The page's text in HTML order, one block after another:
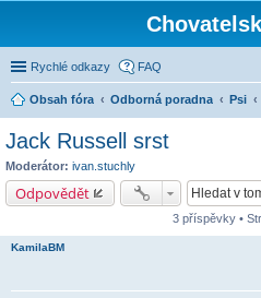
Rychlé odkazy FAQ
Obsah fóra Odborná poradna Psi
Jack Russell srst
Moderátor: ivan.stuchly
Odpovědět
3 příspěvky •
KamilaBM